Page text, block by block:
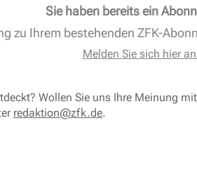
Sie haben bereits ein
zu Ihrem bestehenden ZFK-
Melden Sie sich hier
Wollen Sie uns Ihre Meinung
redaktion@zfk.de.